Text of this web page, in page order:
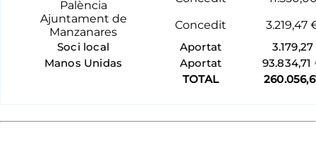
Palència
Ajuntament de
Manzanares
Concedit
3.219,47
Soci local
Aportat
3.179,27
Manos Unidas
Aportat
93.834,71
TOTAL